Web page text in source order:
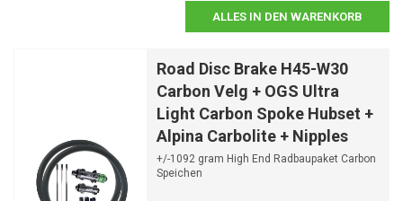
ALLES IN DEN WARENKORB
Road Disc Brake H45-W30
Carbon Velg + OGS Ultra
Light Carbon Spoke Hubset +
Alpina Carbolite + Nipples
+/-1092 gram High End Radbaupaket Carbon
Speichen